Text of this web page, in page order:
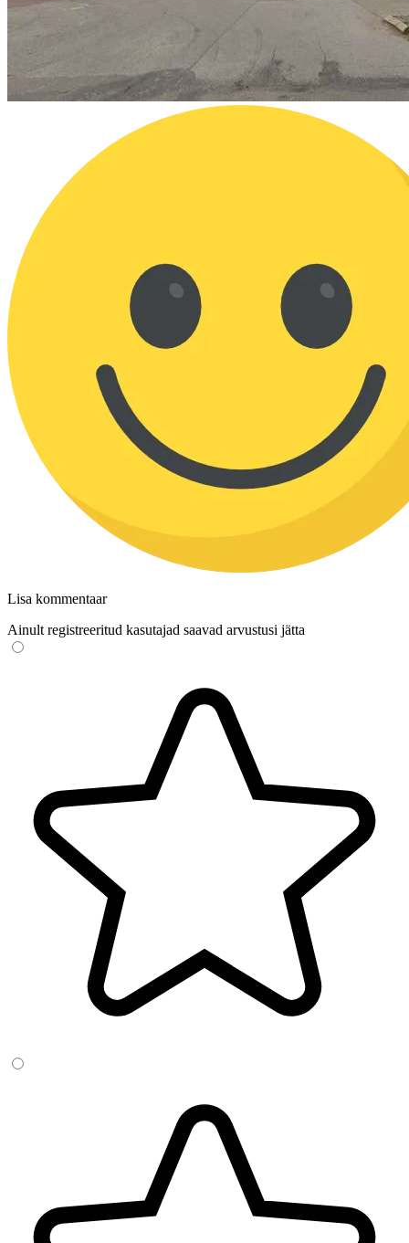
Lisa kommentaar
Ainult registreeritud kasutajad saavad arvustusi jätta